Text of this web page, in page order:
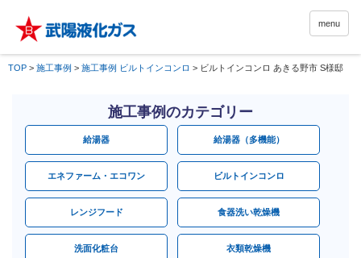
menu
TOP > 施工事例 > 施工事例 ビルトインコンロ > ビルトインコンロ あきる野市 S様邸
施工事例のカテゴリー
給湯器 給湯器（多機能）
エネファーム・エコワン ビルトインコンロ
レンジフード 食器洗い乾燥機
洗面化粧台 衣類乾燥機